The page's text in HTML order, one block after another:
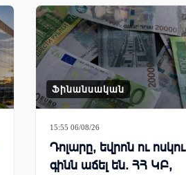
Ֆինանսական
15:55 06/08/26
Դոլարը, եվրոն ու ոսկու
գինն աճել են. ՀՀ ԿԲ,